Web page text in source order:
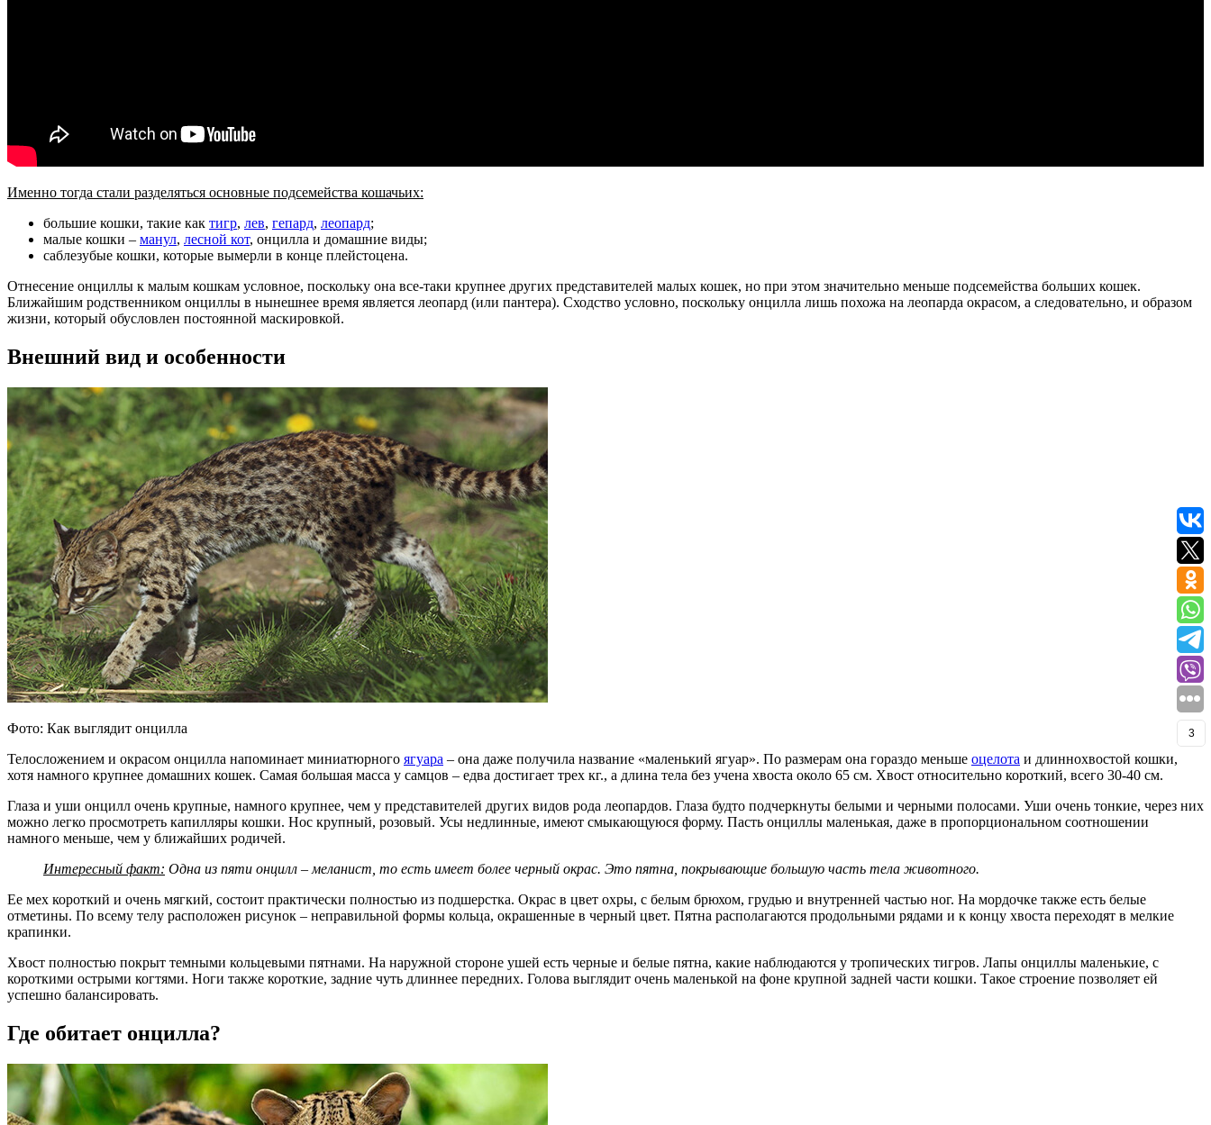
Именно тогда стали разделяться основные подсемейства кошачьих:
большие кошки, такие как тигр, лев, гепард, леопард;
малые кошки – манул, лесной кот, онцилла и домашние виды;
саблезубые кошки, которые вымерли в конце плейстоцена.
Отнесение онциллы к малым кошкам условное, поскольку она все-таки крупнее других представителей малых кошек, но при этом значительно меньше подсемейства больших кошек.
Ближайшим родственником онциллы в нынешнее время является леопард (или пантера). Сходство условно, поскольку онцилла лишь похожа на леопарда окрасом, а следовательно, и образом
жизни, который обусловлен постоянной маскировкой.
Внешний вид и особенности
Фото: Как выглядит онцилла
Телосложением и окрасом онцилла напоминает миниатюрного ягуара – она даже получила название «маленький ягуар». По размерам она гораздо меньше оцелота и длиннохвостой кошки,
хотя намного крупнее домашних кошек. Самая большая масса у самцов – едва достигает трех кг., а длина тела без учена хвоста около 65 см. Хвост относительно короткий, всего 30-40 см.
Глаза и уши онцилл очень крупные, намного крупнее, чем у представителей других видов рода леопардов. Глаза будто подчеркнуты белыми и черными полосами. Уши очень тонкие, через них
можно легко просмотреть капилляры кошки. Нос крупный, розовый. Усы недлинные, имеют смыкающуюся форму. Пасть онциллы маленькая, даже в пропорциональном соотношении
намного меньше, чем у ближайших родичей.
Интересный факт: Одна из пяти онцилл – меланист, то есть имеет более черный окрас. Это пятна, покрывающие большую часть тела животного.
Ее мех короткий и очень мягкий, состоит практически полностью из подшерстка. Окрас в цвет охры, с белым брюхом, грудью и внутренней частью ног. На мордочке также есть белые
отметины. По всему телу расположен рисунок – неправильной формы кольца, окрашенные в черный цвет. Пятна располагаются продольными рядами и к концу хвоста переходят в мелкие
крапинки.
Хвост полностью покрыт темными кольцевыми пятнами. На наружной стороне ушей есть черные и белые пятна, какие наблюдаются у тропических тигров. Лапы онциллы маленькие, с
короткими острыми когтями. Ноги также короткие, задние чуть длиннее передних. Голова выглядит очень маленькой на фоне крупной задней части кошки. Такое строение позволяет ей
успешно балансировать.
Где обитает онцилла?
3